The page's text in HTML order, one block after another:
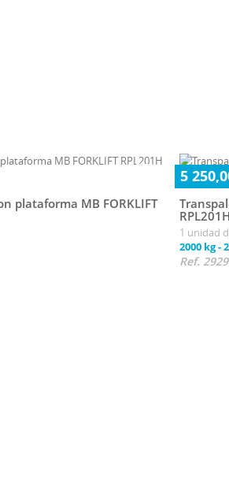
plataforma MB FORKLIFT
5
1 unidad
2000 kg-
Ref.